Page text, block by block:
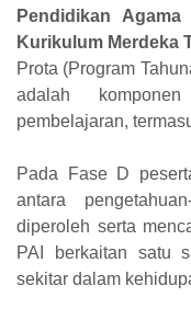
Pendidikan
Kurikulum Merdeka
Prota (Program
adalah
pembelajaran,
Pada Fase D
antara
diperoleh serta
PAI berkaitan satu
sekitar dalam